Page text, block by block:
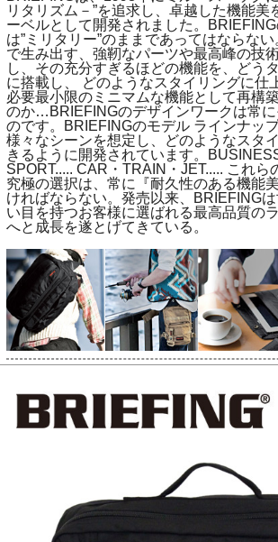
リタリズム－”を追求し、卓越した機能美
ーベルとして開発されました。
は”ミリタリー”のままであってはならな
で生み出す、強靭なパーツや最高峰の技
し、その充分すぎるほどの機能を、どう
に搭載し、 どのようなスタイリングに仕
必要最小限のミニマムな機能として再構
のか…BRIEFINGのデザインワークは常に
のです。BRIEFINGのモデル ラインナッ
様々なシーンを想定し、どのようなスタ
きるように開発されています。
SPORT..... CAR・TRAIN・JET..... これら
究極の選択は、常に『耐久性のある機能
ければならない。発売以来、BRIEFING
い目を持つお客様に選ばれる最高品質の
へと成長を遂とげてきている。